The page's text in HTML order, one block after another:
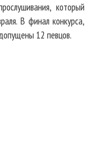
который
В финал конкурса,
12 певцов.